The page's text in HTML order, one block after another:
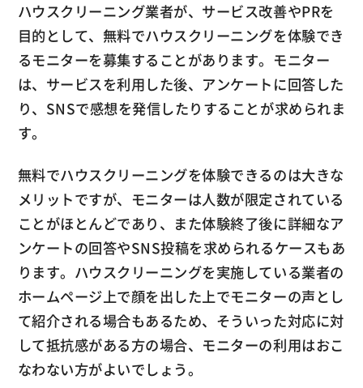
ハウスクリーニング業者が、サービス改善やPRを
目的として、無料でハウスクリーニングを体験でき
るモニターを募集することがあります。モニター
は、サービスを利用した後、アンケートに回答した
り、SNSで感想を発信したりすることが求められま
す。
無料でハウスクリーニングを体験できるのは大きな
メリットですが、モニターは人数が限定されている
ことがほとんどであり、また体験終了後に詳細なア
ンケートの回答やSNS投稿を求められるケースもあ
ります。ハウスクリーニングを実施している業者の
ホームページ上で顔を出した上でモニターの声とし
て紹介される場合もあるため、そういった対応に対
して抵抗感がある方の場合、モニターの利用はおこ
なわない方がよいでしょう。